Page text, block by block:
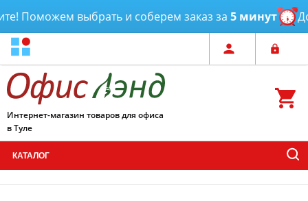
Поможем выбрать и соберем заказ за5 минут
Интернет-магазин товаров для офиса
в Туле
КАТАЛОГ